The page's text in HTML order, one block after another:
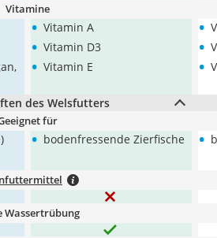
Vitamine
• Vitamin A
• Vitamin D3
• Vitamin E
•
•
•
des Welsfutters
für
• bodenfressende Zierfische •
Wassertrübung